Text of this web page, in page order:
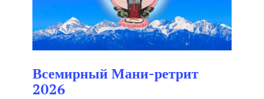
Всемирный Мани-ретрит
2026